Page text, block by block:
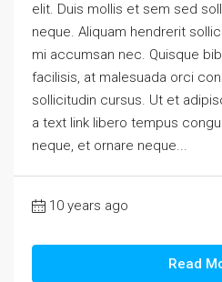
elit. Duis mollis et sem sed
neque. Aliquam hendrerit
mi accumsan nec. Quisque
facilisis, at malesuada orci
sollicitudin cursus. Ut et
a text link libero tempus
neque, et ornare neque...
10 years ago
Read